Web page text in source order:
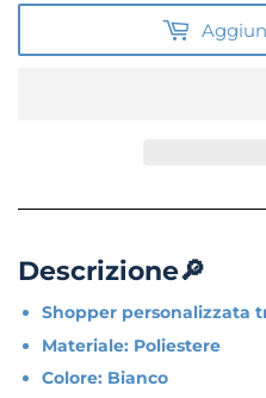
Descrizione🔎
Shopper personalizzata
Materiale: Poliestere
Colore: Bianco